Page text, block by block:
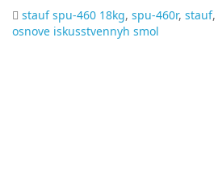
stauf spu-460 18kg, spu-460r, stauf,
osnove iskusstvennyh smol